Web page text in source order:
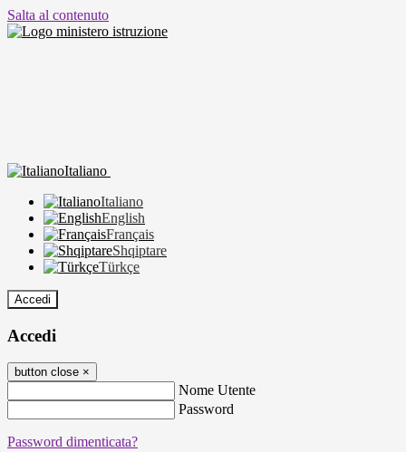
Salta al contenuto
Italiano
Italiano
English
Français
Shqiptare
Türkçe
Accedi
Accedi
button close ×
Nome Utente
Password
Password dimenticata?